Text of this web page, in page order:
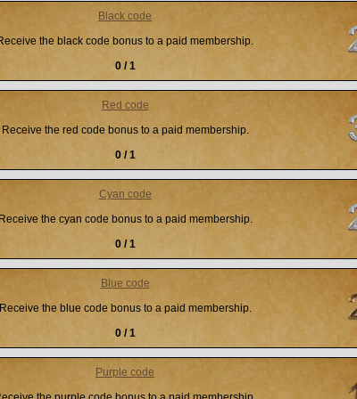
Black code
the black code bonus to a paid membership.
0 / 1
Red code
Receive the red code bonus to a paid membership.
0 / 1
Cyan code
the cyan code bonus to a paid membership.
0 / 1
Blue code
the blue code bonus to a paid membership.
0 / 1
Purple code